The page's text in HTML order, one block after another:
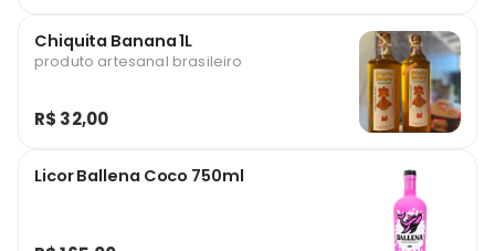
Chiquita Banana 1L
produto artesanal brasileiro
R$ 32,00
Licor Ballena Coco 750ml